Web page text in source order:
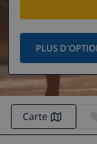
PLUS
Carte